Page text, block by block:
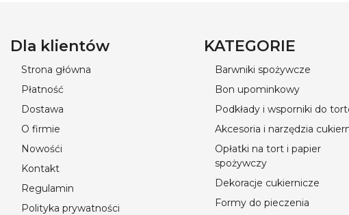
Dla klientów
Strona główna
Płatność
Dostawa
O firmie
Nowośći
Kontakt
Regulamin
Polityka prywatności
KATEGORIE
Barwniki spożywcze
Bon upominkowy
Podkłady i wsporniki do
Akcesoria i narzędzia
Opłatki na tort i papier
spożywczy
Dekoracje cukiernicze
Formy do pieczenia